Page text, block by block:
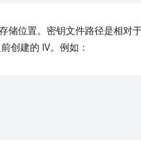
储位置。密钥文件路径是相对
创建的 IV。例如：